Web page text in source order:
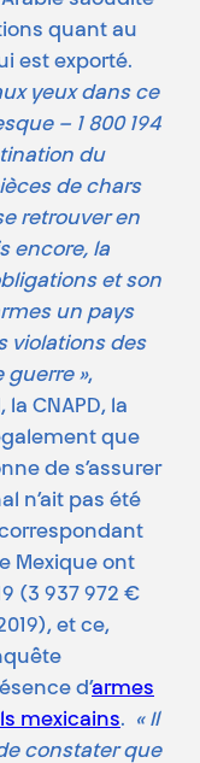
quant au
est exporté.
yeux dans ce
– 1 800 194
du
de chars
retrouver en
encore, la
et son
un pays
violations des
guerre »,
la CNAPD, la
que
de s’assurer
n’ait pas été
Mexique ont
(3 937 972 €
et ce,
d’armes
mexicains.
« Il
constater que